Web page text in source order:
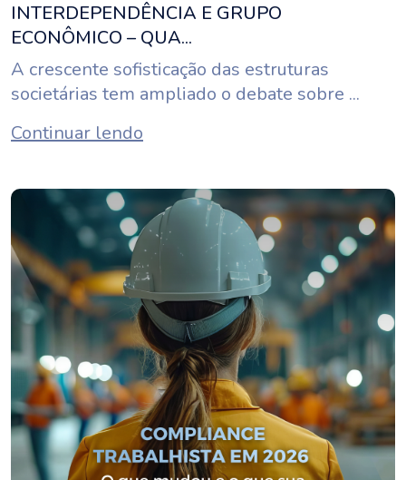
INTERDEPENDÊNCIA E GRUPO
ECONÔMICO – QUA...
A crescente sofisticação das estruturas
societárias tem ampliado o debate sobre ...
Continuar lendo